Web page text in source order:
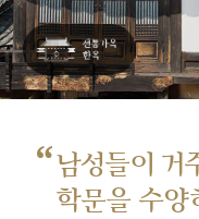
“남성들이 거
학문을 수양